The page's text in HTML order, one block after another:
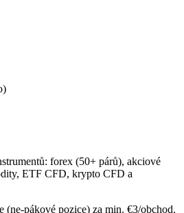
forex (50+ párů), akciové
ETF CFD, krypto CFD a
(ne-pákové pozice) za min. €3/obchod.